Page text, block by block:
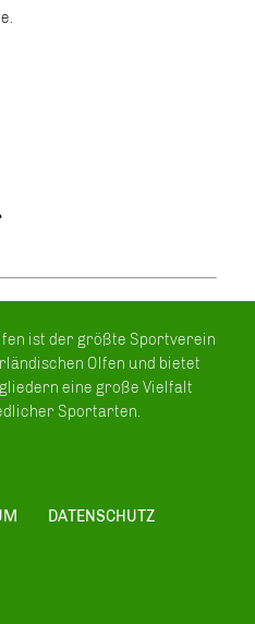
ist der größte Sportverein
Olfen und bietet
eine große Vielfalt
Sportarten.
DATENSCHUTZ